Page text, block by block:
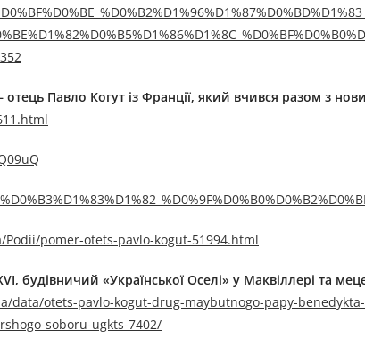
Павло Когут із Франції, який вчився разом з
pomer-otets-pavlo-kogut-51994.html
будівничий «Української Оселі» у Маквіллері та
data/otets-pavlo-kogut-drug-maybutnogo-papy-
soboru-ugkts-7402/